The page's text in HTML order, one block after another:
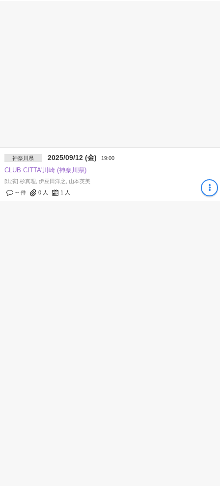
神奈川県 2025/09/12 (金) 19:00
CLUB CITTA'川崎 (神奈川県)
[出演] 杉真理, 伊豆田洋之, 山本英美
-- 件
0 人 1 人